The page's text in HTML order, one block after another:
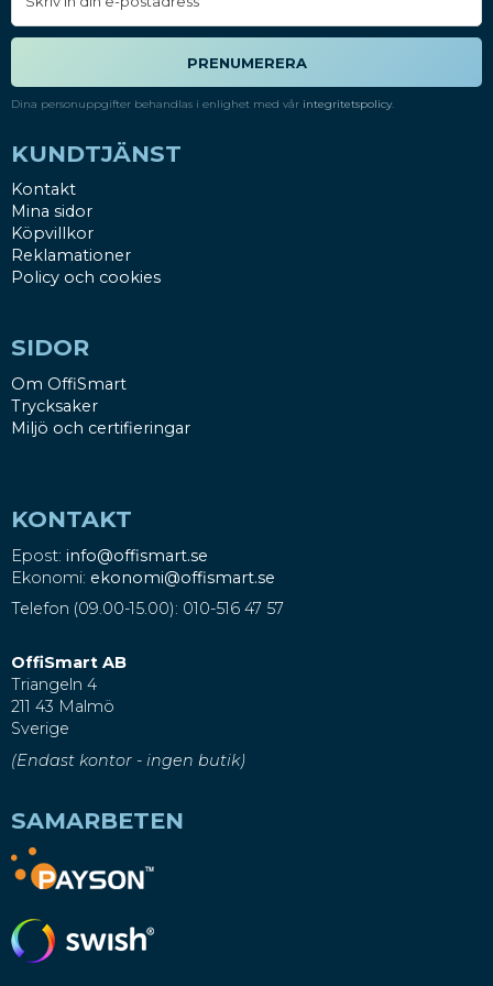
PRENUMERERA
Dina personuppgifter behandlas i enlighet med vår integritetspolicy.
KUNDTJÄNST
Kontakt
Mina sidor
Köpvillkor
Reklamationer
Policy och cookies
SIDOR
Om OffiSmart
Trycksaker
Miljö och certifieringar
KONTAKT
Epost: info@offismart.se
Ekonomi: ekonomi@offismart.se
Telefon (09.00-15.00): 010-516 47 57
OffiSmart AB
Triangeln 4
211 43 Malmö
Sverige
(Endast kontor - ingen butik)
SAMARBETEN